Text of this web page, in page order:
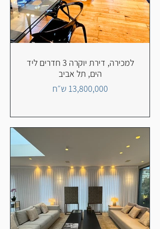
למכירה, דירת יוקרה 3 חדרים ליד
הים, תל אביב
13,800,000 ש״ח